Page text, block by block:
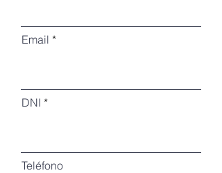
Email
DNI
Teléfono